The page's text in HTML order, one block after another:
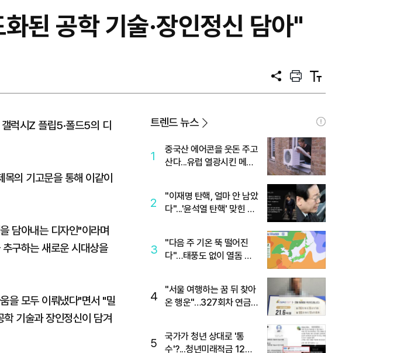
된 공학 기술·장인정신 담아"
공
프
트
텍
트
럭시Z 플립5·폴드5의 디
의 기고문을 통해 이같이
담아내는 디자인"이라며
구하는 새로운 시대상을
을 모두 이뤄냈다"면서 "밀
기술과 장인정신이 담겨
트렌드 뉴스
1
중국산 에어콘을 웃돈 주고
산다...유럽 열광시킨 메이
2
"이재명 탄핵, 얼마 안 남았
다"...'윤석열 탄핵' 맞힌 무
3
"다음 주 기온 뚝 떨어진
다"…태풍도 없이 열돔 박
4
"서울 여행하는 꿈 뒤 찾아
온 행운"…327회차 연금
5
국가가 청년 상대로 '통
수'?...청년미래적금 12%